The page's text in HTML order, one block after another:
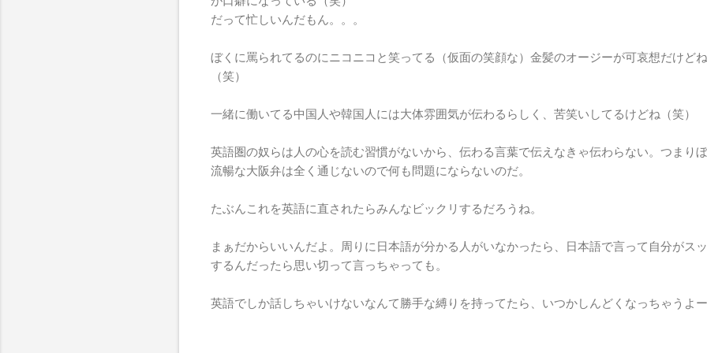
だって忙しいんだもん。。。
ぼくに罵られてるのにニコニコと笑ってる（仮面の笑顔な）金髪のオージーが可哀想だけどね
（笑）
一緒に働いてる中国人や韓国人には大体雰囲気が伝わるらしく、苦笑いしてるけどね（笑）
英語圏の奴らは人の心を読む習慣がないから、伝わる言葉で伝えなきゃ伝わらない。つまり
流暢な大阪弁は全く通じないので何も問題にならないのだ。
たぶんこれを英語に直されたらみんなビックリするだろうね。
まぁだからいいんだよ。周りに日本語が分かる人がいなかったら、日本語で言って自分がス
するんだったら思い切って言っちゃっても。
英語でしか話しちゃいけないなんて勝手な縛りを持ってたら、いつかしんどくなっちゃうよー